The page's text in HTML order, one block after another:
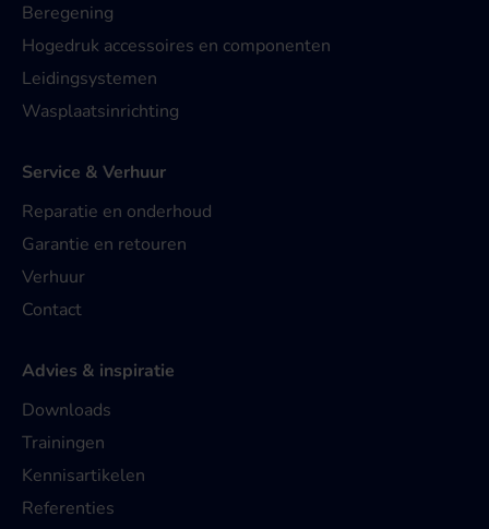
Beregening
Hogedruk accessoires en componenten
Leidingsystemen
Wasplaatsinrichting
Service & Verhuur
Reparatie en onderhoud
Garantie en retouren
Verhuur
Contact
Advies & inspiratie
Downloads
Trainingen
Kennisartikelen
Referenties